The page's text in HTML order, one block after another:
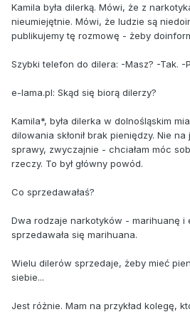
Kamila była dilerką. Mówi, że z
nieumiejętnie. Mówi, że ludzie są
publikujemy tę rozmowę - żeby
Szybki telefon do dilera: -Masz? -Tak. -
e-lama.pl: Skąd się biorą dilerzy?
Kamila*, była dilerka w dolnośląskim
dilowania skłonił brak pieniędzy. Nie
sprawy, zwyczajnie - chciałam móc
rzeczy. To był główny powód.
Co sprzedawałaś?
Dwa rodzaje narkotyków - marihuanę i
sprzedawała się marihuana.
Wielu dilerów sprzedaje, żeby mieć
siebie...
Jest różnie. Mam na przykład kolegę,